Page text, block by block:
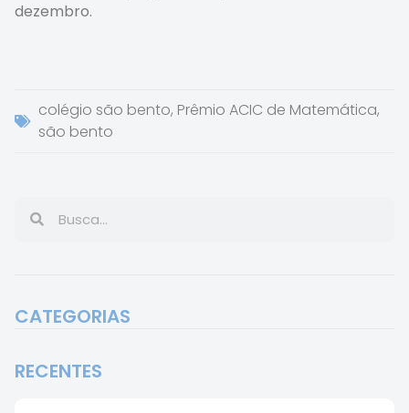
dezembro.
colégio são bento, Prêmio ACIC de Matemática,
são bento
CATEGORIAS
RECENTES